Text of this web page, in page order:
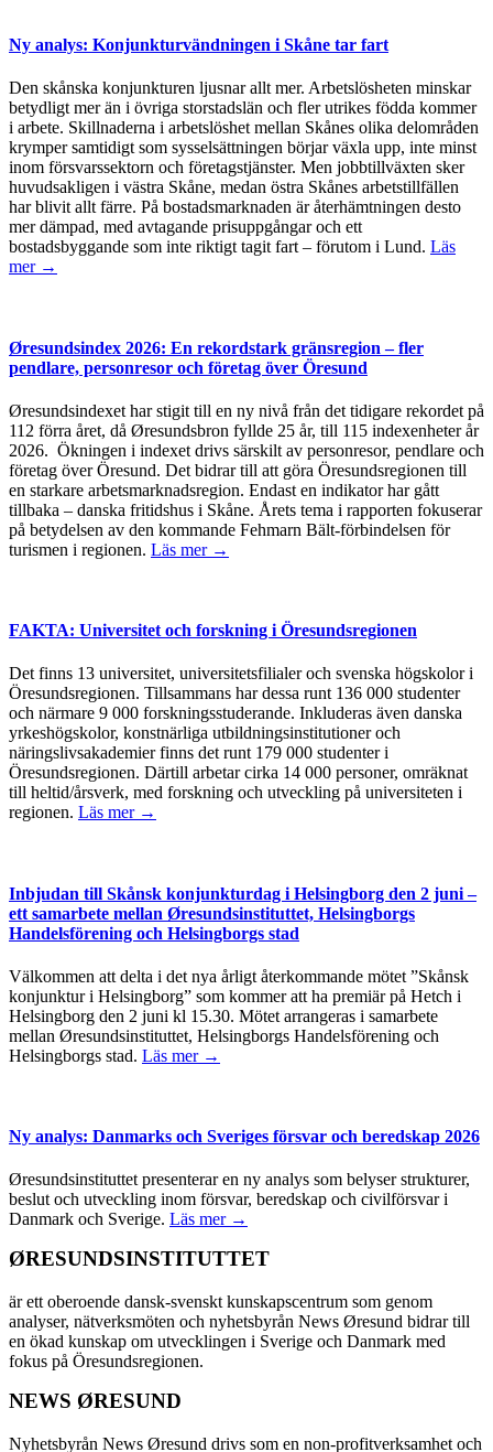
Ny analys: Konjunkturvändningen i Skåne tar fart
Den skånska konjunkturen ljusnar allt mer. Arbetslösheten minskar
betydligt mer än i övriga storstadslän och fler utrikes födda kommer
i arbete. Skillnaderna i arbetslöshet mellan Skånes olika delområden
krymper samtidigt som sysselsättningen börjar växla upp, inte minst
inom försvarssektorn och företagstjänster. Men jobbtillväxten sker
huvudsakligen i västra Skåne, medan östra Skånes arbetstillfällen
har blivit allt färre. På bostadsmarknaden är återhämtningen desto
mer dämpad, med avtagande prisuppgångar och ett
bostadsbyggande som inte riktigt tagit fart – förutom i Lund. Läs
mer →
Øresundsindex 2026: En rekordstark gränsregion – fler
pendlare, personresor och företag över Öresund
Øresundsindexet har stigit till en ny nivå från det tidigare rekordet på
112 förra året, då Øresundsbron fyllde 25 år, till 115 indexenheter år
2026. Ökningen i indexet drivs särskilt av personresor, pendlare och
företag över Öresund. Det bidrar till att göra Öresundsregionen till
en starkare arbetsmarknadsregion. Endast en indikator har gått
tillbaka – danska fritidshus i Skåne. Årets tema i rapporten fokuserar
på betydelsen av den kommande Fehmarn Bält-förbindelsen för
turismen i regionen. Läs mer →
FAKTA: Universitet och forskning i Öresundsregionen
Det finns 13 universitet, universitetsfilialer och svenska högskolor i
Öresundsregionen. Tillsammans har dessa runt 136 000 studenter
och närmare 9 000 forskningsstuderande. Inkluderas även danska
yrkeshögskolor, konstnärliga utbildningsinstitutioner och
näringslivsakademier finns det runt 179 000 studenter i
Öresundsregionen. Därtill arbetar cirka 14 000 personer, omräknat
till heltid/årsverk, med forskning och utveckling på universiteten i
regionen. Läs mer →
Inbjudan till Skånsk konjunkturdag i Helsingborg den 2 juni –
ett samarbete mellan Øresundsinstituttet, Helsingborgs
Handelsförening och Helsingborgs stad
Välkommen att delta i det nya årligt återkommande mötet ”Skånsk
konjunktur i Helsingborg” som kommer att ha premiär på Hetch i
Helsingborg den 2 juni kl 15.30. Mötet arrangeras i samarbete
mellan Øresundsinstituttet, Helsingborgs Handelsförening och
Helsingborgs stad. Läs mer →
Ny analys: Danmarks och Sveriges försvar och beredskap 2026
Øresundsinstituttet presenterar en ny analys som belyser strukturer,
beslut och utveckling inom försvar, beredskap och civilförsvar i
Danmark och Sverige. Läs mer →
ØRESUNDSINSTITUTTET
är ett oberoende dansk-svenskt kunskapscentrum som genom
analyser, nätverksmöten och nyhetsbyrån News Øresund bidrar till
en ökad kunskap om utvecklingen i Sverige och Danmark med
fokus på Öresundsregionen.
NEWS ØRESUND
Nyhetsbyrån News Øresund drivs som en non-profitverksamhet och